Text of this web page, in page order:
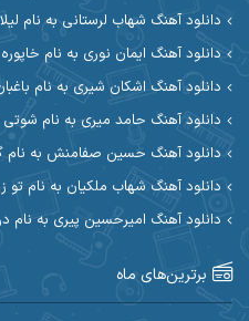
آوات بوکانی
آیت احمدنژاد
ابراهیم شمس
ابی حسینی
احسان آیینفر
احسان امیدوار
دانلود آهنگ شهاب لرستانی به نام
دانلود آهنگ ایمان نوری به نام خاپوره
دانلود آهنگ اشکان شیری به نام
دانلود آهنگ حامد میری به نام
دانلود آهنگ حسین صفامنش به نام
دانلود آهنگ شهاب ملکیان به نام تو
دانلود آهنگ امیرحسین پیری به نام
برترین‌های ماه